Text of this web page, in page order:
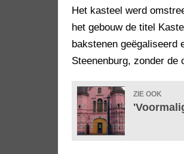
Het kasteel werd
het gebouw de titel
bakstenen geëgaliseerd
Steenenburg, zonder de
ZIE OOK